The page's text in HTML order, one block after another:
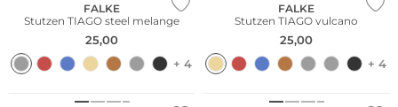
FALKE
Stutzen TIAGO steel melange
25,00
+ 4
FALKE
Stutzen TIAGO vulcano
25,00
+ 4
Nachhaltig Nachhaltig